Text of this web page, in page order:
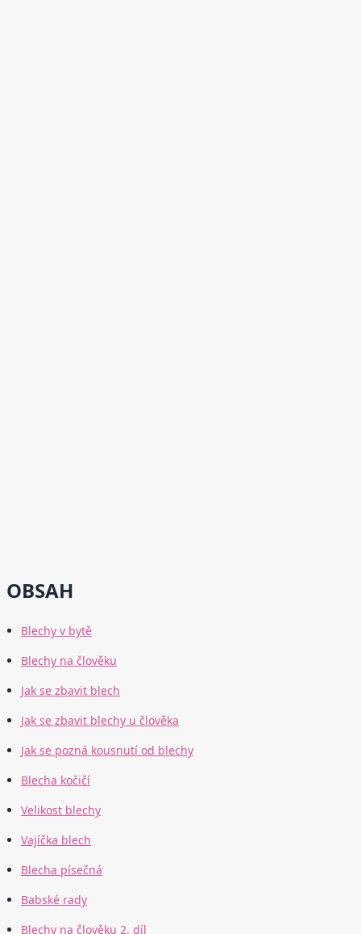
OBSAH
Blechy v bytě
Blechy na člověku
Jak se zbavit blech
Jak se zbavit blechy u člověka
Jak se pozná kousnutí od blechy
Blecha kočičí
Velikost blechy
Vajíčka blech
Blecha písečná
Babské rady
Blechy na člověku 2. díl